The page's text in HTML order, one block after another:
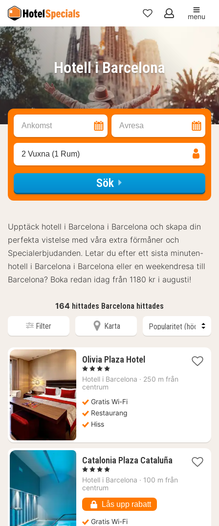
Mina
favoriter
menu
Hotell i Barcelona
Ankomst Avresa
2 Vuxna (1 Rum)
Sök
Upptäck hotell i Barcelona i Barcelona och skapa din
perfekta vistelse med våra extra förmåner och
Specialerbjudanden. Letar du efter ett sista minuten-
hotell i Barcelona i Barcelona eller en weekendresa till
Barcelona? Boka redan idag från 1180 kr i augusti!
164 hittades Barcelona hittades
Filter Karta
Olivia Plaza Hotel1
från
, 4 Stjärnor
Hotell i Barcelona · 250 m från
centrum
Gratis Wi-Fi
Restaurang
Hiss
Catalonia Plaza Cataluña
1
natt
från
kr.
, 4 Stjärnor
Hotell i Barcelona · 100 m från
centrum
Lås upp rabatt
Gratis Wi-Fi